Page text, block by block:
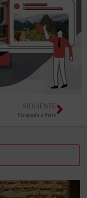
SIGUIENTE
Escapada a París